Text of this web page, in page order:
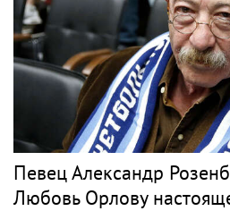
Певец Александр
Любовь Орлову